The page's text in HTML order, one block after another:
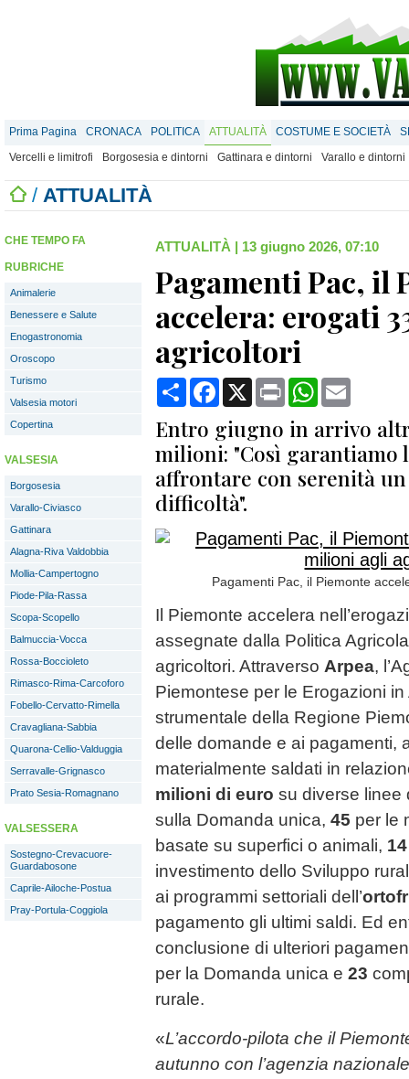
Prima Pagina CRONACA POLITICA ATTUALITÀ COSTUME E SOCIETÀ
Vercelli e limitrofi
Borgosesia e dintorni Gattinara e dintorni Varallo e dintorni
/ ATTUALITÀ
CHE TEMPO FA
RUBRICHE
Animalerie
Benessere e Salute
Enogastronomia
Oroscopo
Turismo
Valsesia motori
Copertina
VALSESIA
Borgosesia
Varallo-Civiasco
Gattinara
Alagna-Riva Valdobbia
Mollia-Campertogno
Piode-Pila-Rassa
Scopa-Scopello
Balmuccia-Vocca
Rossa-Boccioleto
Rimasco-Rima-Carcoforo
Fobello-Cervatto-Rimella
Cravagliana-Sabbia
Quarona-Cellio-Valduggia
Serravalle-Grignasco
Prato Sesia-Romagnano
VALSESSERA
Sostegno-Crevacuore-
Guardabosone
Caprile-Ailoche-Postua
Pray-Portula-Coggiola
ATTUALITÀ | 13 giugno 2026, 07:10
Pagamenti Pac, il
accelera: erogati
agricoltori
CondividiFacebook
X Print WhatsApp
Entro giugno in arrivo
milioni: "Così garantiamo
affrontare con serenità
difficoltà".
Pagamenti Pac, il Piemonte
Il Piemonte accelera
assegnate dalla Politica
agricoltori. Attraverso Arpea,
Piemontese per le Erogazioni
strumentale della Regione
delle domande e ai pagamenti,
materialmente saldati in
milioni di euro su diverse
sulla Domanda unica, 45 per le
basate su superfici o animali,
investimento dello Sviluppo
ai programmi settoriali dell’
pagamento gli ultimi saldi. Ed
conclusione di ulteriori
per la Domanda unica e 23
rurale.
«L’accordo-pilota che il
autunno con l’agenzia